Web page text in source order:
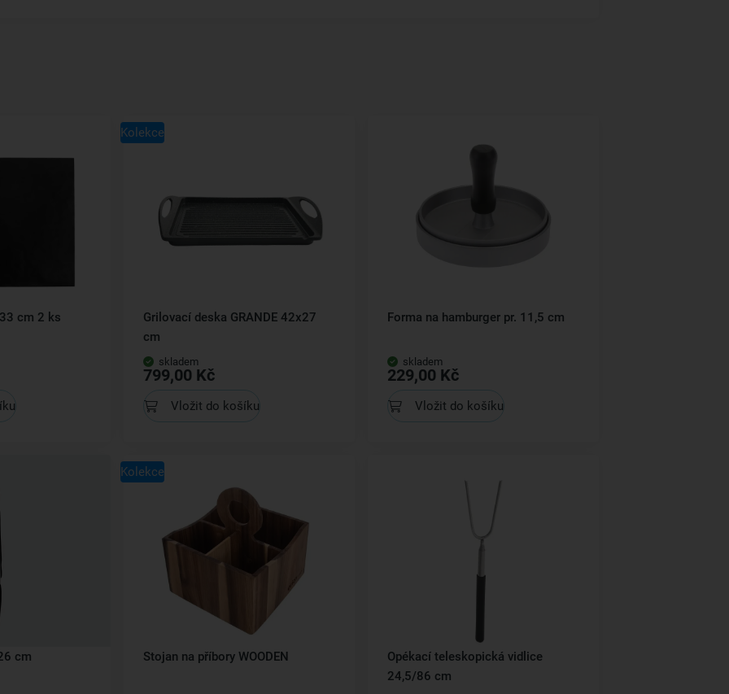
cm 2 ks
Kolekce
Grilovací deska GRANDE 42x27
cm
skladem
799,00 Kč
Vložit do košíku
Forma na hamburger pr. 11,5 cm
skladem
229,00 Kč
Vložit do košíku
cm
Kolekce
Stojan na příbory WOODEN
Opékací teleskopická vidlice
24,5/86 cm